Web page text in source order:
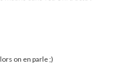
on en parle ;)